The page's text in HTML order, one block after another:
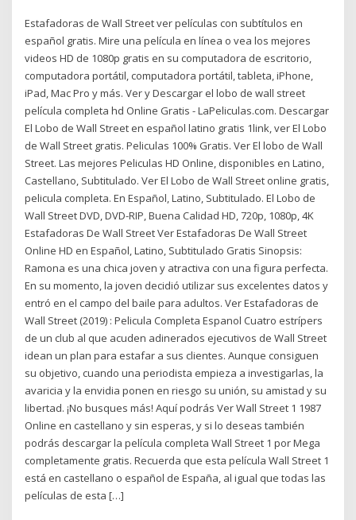
Estafadoras de Wall Street ver películas con subtítulos en
español gratis. Mire una película en línea o vea los mejores
videos HD de 1080p gratis en su computadora de escritorio,
computadora portátil, computadora portátil, tableta, iPhone,
iPad, Mac Pro y más. Ver y Descargar el lobo de wall street
película completa hd Online Gratis - LaPeliculas.com. Descargar
El Lobo de Wall Street en español latino gratis 1link, ver El Lobo
de Wall Street gratis. Peliculas 100% Gratis. Ver El lobo de Wall
Street. Las mejores Peliculas HD Online, disponibles en Latino,
Castellano, Subtitulado. Ver El Lobo de Wall Street online gratis,
pelicula completa. En Español, Latino, Subtitulado. El Lobo de
Wall Street DVD, DVD-RIP, Buena Calidad HD, 720p, 1080p, 4K
Estafadoras De Wall Street Ver Estafadoras De Wall Street
Online HD en Español, Latino, Subtitulado Gratis Sinopsis:
Ramona es una chica joven y atractiva con una figura perfecta.
En su momento, la joven decidió utilizar sus excelentes datos y
entró en el campo del baile para adultos. Ver Estafadoras de
Wall Street (2019) : Pelicula Completa Espanol Cuatro estrípers
de un club al que acuden adinerados ejecutivos de Wall Street
idean un plan para estafar a sus clientes. Aunque consiguen
su objetivo, cuando una periodista empieza a investigarlas, la
avaricia y la envidia ponen en riesgo su unión, su amistad y su
libertad. ¡No busques más! Aquí podrás Ver Wall Street 1 1987
Online en castellano y sin esperas, y si lo deseas también
podrás descargar la película completa Wall Street 1 por Mega
completamente gratis. Recuerda que esta película Wall Street 1
está en castellano o español de España, al igual que todas las
películas de esta […]